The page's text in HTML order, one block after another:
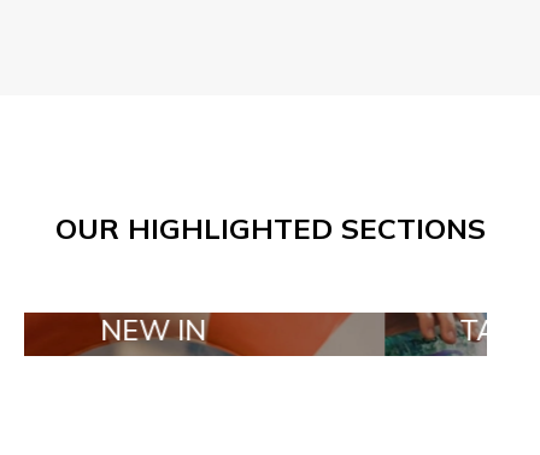
OUR HIGHLIGHTED SECTIONS
TAILOR MADE